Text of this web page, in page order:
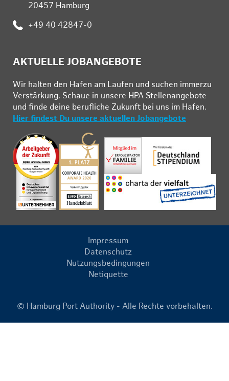
20457 Hamburg
Telefon:
+49 40 42847-0
AKTUELLE JOBANGEBOTE
Wir hal­ten den Ha­fen am Lau­fen und su­chen im­mer­zu
Ver­stär­kung. Schau­e in un­se­re HPA Stel­len­an­ge­bo­te
und fin­de deine be­ruf­li­che Zu­kunft bei uns im Ha­fen.
Hier findest Du unsere aktuellen Jobangebote
Impressum
Datenschutz
Nutzungsbedingungen
Netiquette
© Hamburg Port Authority - Alle Rechte vorbehalten.